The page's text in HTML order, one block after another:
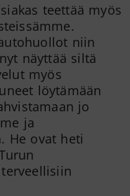
teettää myös
niin
näyttää siltä
myös
löytämään
jo
ja
He ovat heti